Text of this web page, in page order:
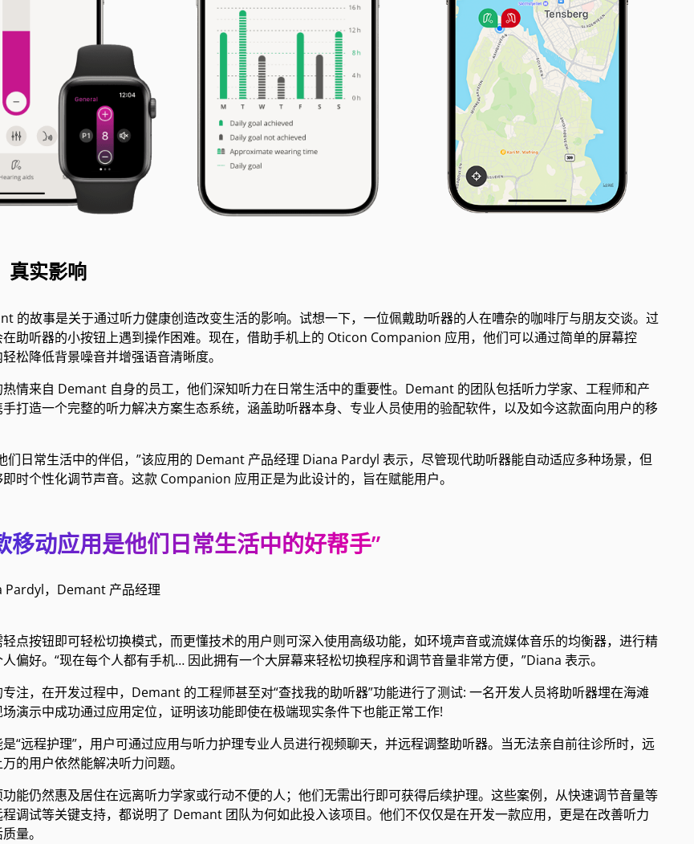
真实影响
的故事是关于通过听力健康创造改变生活的影响。试想一下，一位佩戴助听器的人在嘈杂的咖啡厅与朋友交谈。过
助听器的小按钮上遇到操作困难。现在，借助手机上的 Oticon Companion 应用，他们可以通过简单的屏幕控
松降低背景噪音并增强语音清晰度。
情来自 Demant 自身的员工，他们深知听力在日常生活中的重要性。Demant 的团队包括听力学家、工程师和产
打造一个完整的听力解决方案生态系统，涵盖助听器本身、专业人员使用的验配软件，以及如今这款面向用户的移
们日常生活中的伴侣，”该应用的 Demant 产品经理 Diana Pardyl 表示，尽管现代助听器能自动适应多种场景，但
时个性化调节声音。这款 Companion 应用正是为此设计的，旨在赋能用户。
移动应用是他们日常生活中的好帮手”
Pardyl，Demant 产品经理
点按钮即可轻松切换模式，而更懂技术的用户则可深入使用高级功能，如环境声音或流媒体音乐的均衡器，进行精
偏好。“现在每个人都有手机… 因此拥有一个大屏幕来轻松切换程序和调节音量非常方便，”Diana 表示。
注，在开发过程中，Demant 的工程师甚至对“查找我的助听器”功能进行了测试: 一名开发人员将助听器埋在海滩
演示中成功通过应用定位，证明该功能即使在极端现实条件下也能正常工作!
“远程护理”，用户可通过应用与听力护理专业人员进行视频聊天，并远程调整助听器。当无法亲自前往诊所时，远
的用户依然能解决听力问题。
能仍然惠及居住在远离听力学家或行动不便的人；他们无需出行即可获得后续护理。这些案例，从快速调节音量等
调试等关键支持，都说明了 Demant 团队为何如此投入该项目。他们不仅仅是在开发一款应用，更是在改善听力
量。